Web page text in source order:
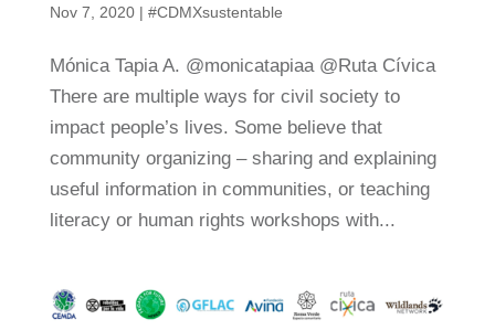
Nov 7, 2020| #CDMXsustentable
Mónica Tapia A. @monicatapiaa @Ruta Cívica
There are multiple ways for civil society to
impact people’s lives. Some believe that
community organizing – sharing and explaining
useful information in communities, or teaching
literacy or human rights workshops with...